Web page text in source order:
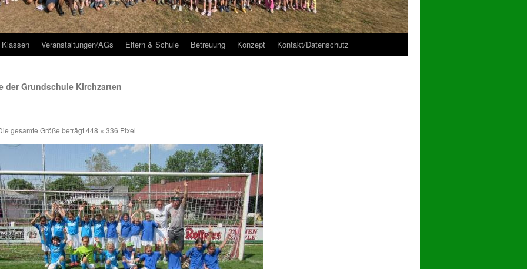
Klassen Veranstaltungen/AGs Eltern & Schule Betreuung Konzept Kontakt/Datenschutz
der Grundschule Kirchzarten
gesamte Größe beträgt448 × 336 Pixel